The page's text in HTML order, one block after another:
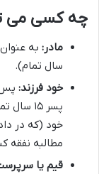
چه کسی می
مادر:
سال تمام).
خود فرزند:
پسر ۱۵
خود (که در
مطالبه نفقه
قیم یا